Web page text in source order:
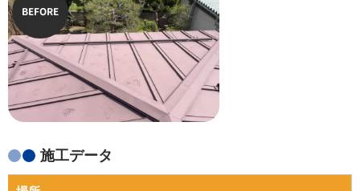
BEFORE
施工データ